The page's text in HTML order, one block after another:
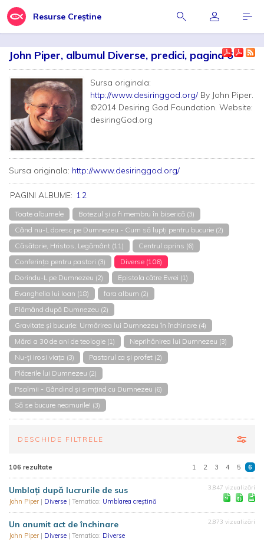
Resurse Creștine
John Piper, albumul Diverse, predici, pagina 6
Sursa originala:
http://www.desiringgod.org/ By John Piper.
©2014 Desiring God Foundation. Website:
desiringGod.org
Sursa originala: http://www.desiringgod.org/
PAGINI ALBUME: 12
Toate albumele
Botezul şi a fi membru în biserică (3)
Când nu-L doresc pe Dumnezeu - Cum să lupți pentru bucurie (2)
Căsătorie, Hristos, Legământ (11)
Centrul aprins (6)
Conferința pentru pastori (3)
Diverse (106)
Dorindu-L pe Dumnezeu (2)
Epistola către Evrei (1)
Evanghelia lui Ioan (18)
fara album (2)
Flămând după Dumnezeu (2)
Gravitate și bucurie: Urmărirea lui Dumnezeu în închinare (4)
Mărci a 30 de ani de teologie (1)
Neprihănirea lui Dumnezeu (3)
Nu-ți irosi viața (3)
Pastorul ca și profet (2)
Plăcerile lui Dumnezeu (2)
Psalmii - Gândind și simțind cu Dumnezeu (6)
Să se bucure neamurile! (3)
DESCHIDE FILTRELE
106 rezultate 1 2 3 4 5 6
Umblați după lucrurile de sus
John Piper | Diverse | Tematica: Umblarea creștină
3.847 vizualizări
Un anumit act de închinare
John Piper | Diverse | Tematica: Diverse
2.873 vizualizări